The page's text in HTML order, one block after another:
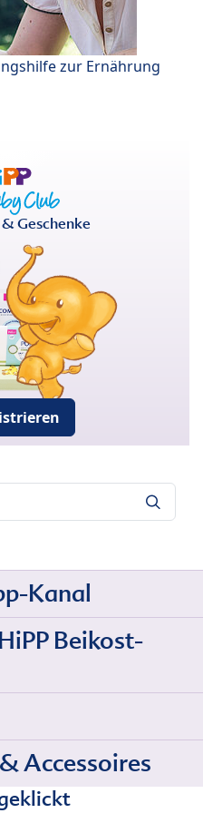
zur Ernährung
Geschenke
Kanal
Beikost-
Accessoires